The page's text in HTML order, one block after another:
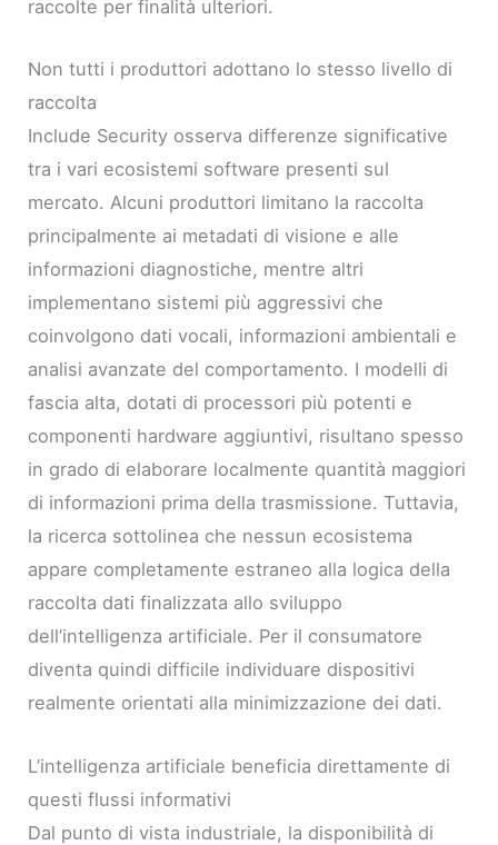
raccolte per finalità ulteriori.
Non tutti i produttori adottano lo stesso livello di
raccolta
Include Security osserva differenze significative
tra i vari ecosistemi software presenti sul
mercato. Alcuni produttori limitano la raccolta
principalmente ai metadati di visione e alle
informazioni diagnostiche, mentre altri
implementano sistemi più aggressivi che
coinvolgono dati vocali, informazioni ambientali e
analisi avanzate del comportamento. I modelli di
fascia alta, dotati di processori più potenti e
componenti hardware aggiuntivi, risultano spesso
in grado di elaborare localmente quantità maggiori
di informazioni prima della trasmissione. Tuttavia,
la ricerca sottolinea che nessun ecosistema
appare completamente estraneo alla logica della
raccolta dati finalizzata allo sviluppo
dell’intelligenza artificiale. Per il consumatore
diventa quindi difficile individuare dispositivi
realmente orientati alla minimizzazione dei dati.
L’intelligenza artificiale beneficia direttamente di
questi flussi informativi
Dal punto di vista industriale, la disponibilità di